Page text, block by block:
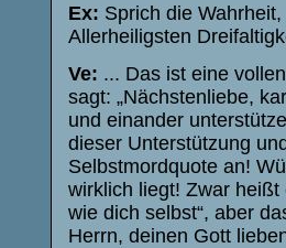
Ex: Sprich die
Allerheiligsten
Ve: ... Das ist eine
sagt: „Nächstenliebe,
und einander
dieser Unterstützung
Selbstmordquote an!
wirklich liegt! Zwar heißt
wie dich selbst“, aber
Herrn, deinen Gott